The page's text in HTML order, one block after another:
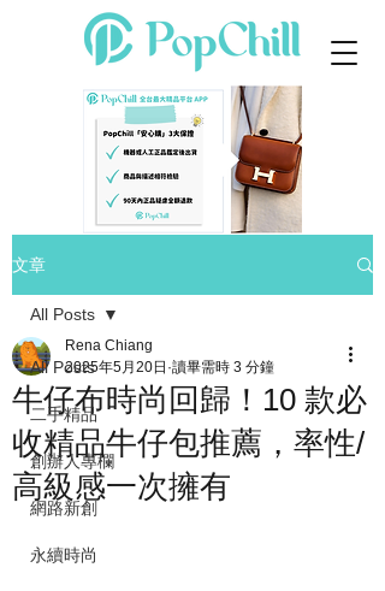
文章
All Posts
二手精品
創辦人專欄
網路新創
永續時尚
All Posts
牛仔布時尚回歸！10 款必
收精品牛仔包推薦，率性/
高級感一次擁有
Rena Chiang
2025年5月20日 讀畢需時 3 分鐘